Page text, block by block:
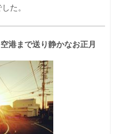
た。
港まで送り静かなお正月